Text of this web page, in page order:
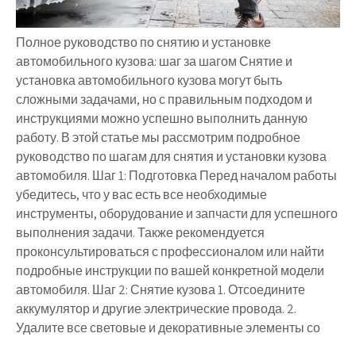
Полное руководство по снятию и установке
автомобильного кузова: шаг за шагом Снятие и
установка автомобильного кузова могут быть
сложными задачами, но с правильным подходом и
инструкциями можно успешно выполнить данную
работу. В этой статье мы рассмотрим подробное
руководство по шагам для снятия и установки кузова
автомобиля. Шаг 1: Подготовка Перед началом работы
убедитесь, что у вас есть все необходимые
инструменты, оборудование и запчасти для успешного
выполнения задачи. Также рекомендуется
проконсультироваться с профессионалом или найти
подробные инструкции по вашей конкретной модели
автомобиля. Шаг 2: Снятие кузова 1. Отсоедините
аккумулятор и другие электрические провода. 2.
Удалите все световые и декоративные элементы со